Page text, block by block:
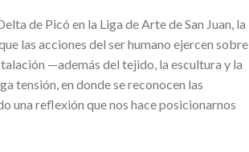
de Picó en la Liga de Arte de San Juan, la
las acciones del ser humano ejercen sobre
—además del tejido, la escultura y la
tensión, en donde se reconocen las
una reflexión que nos hace posicionarnos